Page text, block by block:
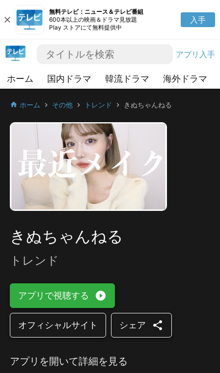
close
無料テレビ：ニュース＆テレビ番組
600本以上の映画＆ドラマ見放題
Play ストアにて無料提供中
入手
アプリ入手
ホーム 国内ドラマ 韓流ドラマ 海外ドラマ
home ホーム chevron_right その他 chevron_right トレンド chevron_right きぬちゃんねる
きぬちゃんねる
トレンド
アプリで視聴する play_circle_filled
オフィシャルサイト シェア share
アプリを開いて詳細を見る